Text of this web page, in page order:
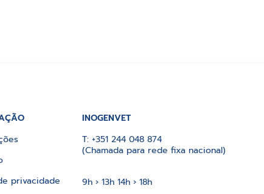
privacidade
INOGENVET
T: +351 244 048 874
(Chamada para rede fixa nacional)
9h › 13h 14h › 18h